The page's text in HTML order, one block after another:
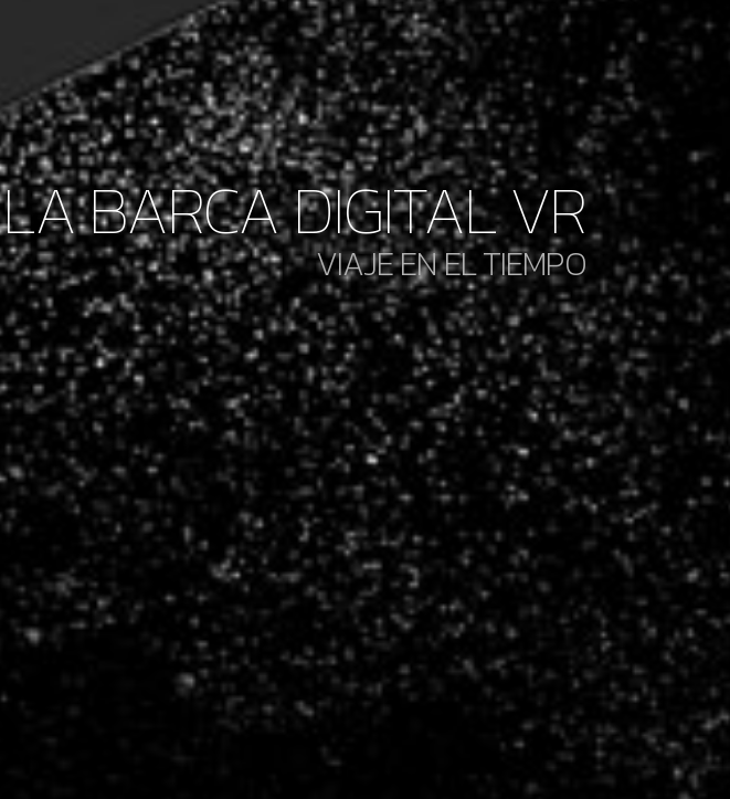
LA BARCA DIGITAL VR
VIAJE EN EL TIEMPO